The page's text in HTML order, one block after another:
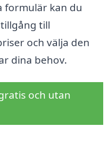
formulär kan du
till
och välja den
dina behov.
och utan